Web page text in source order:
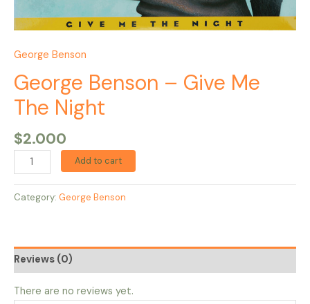
George Benson
George Benson – Give Me
The Night
$2.000
Add to cart
Category: George Benson
Reviews (0)
There are no reviews yet.